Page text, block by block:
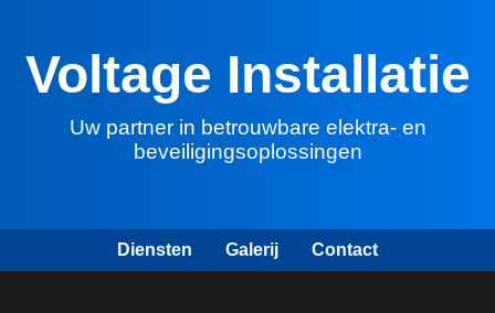
Voltage Installatie
Uw partner in betrouwbare elektra- en
beveiligingsoplossingen
Diensten Galerij Contact